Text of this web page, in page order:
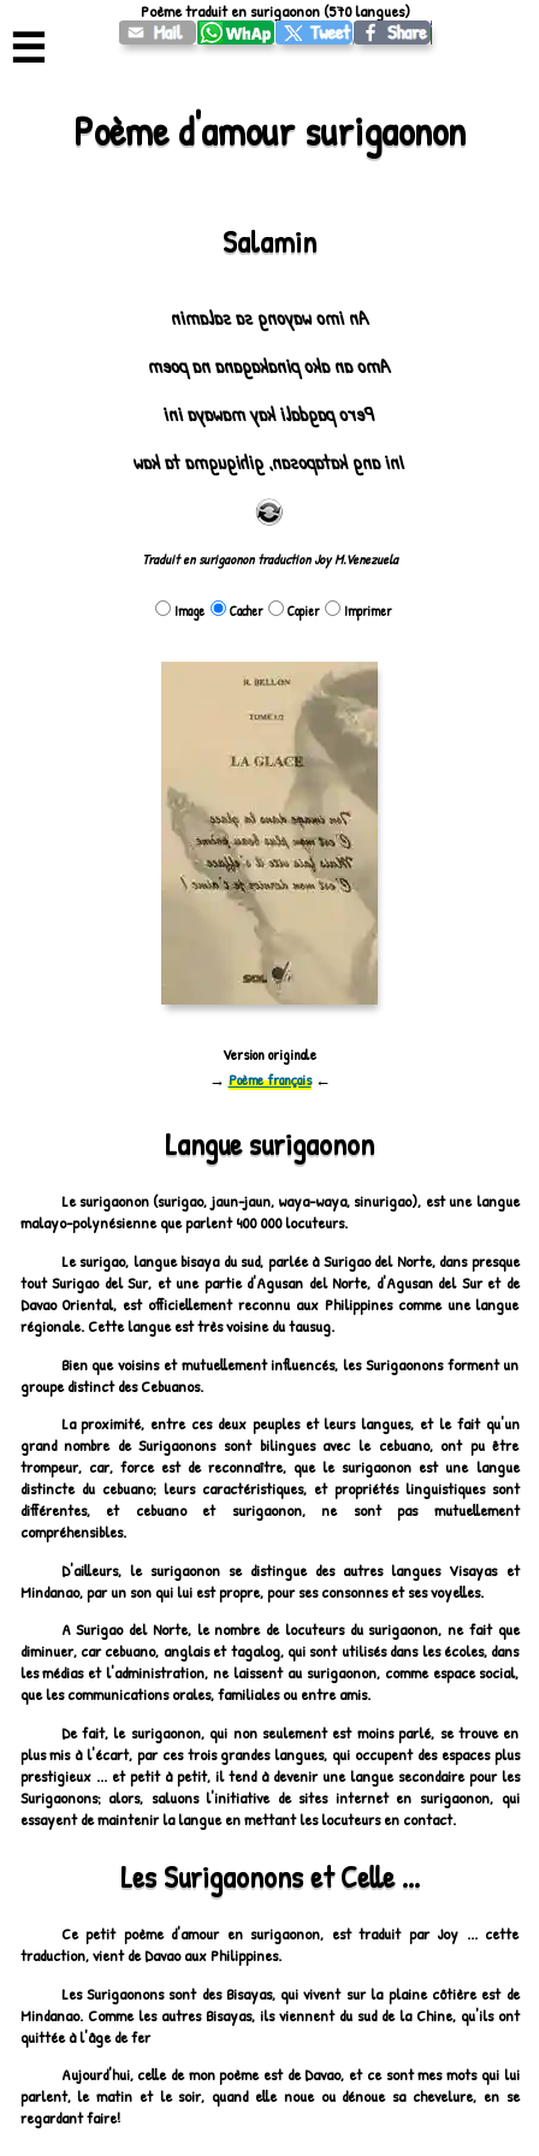
☰
Poème d'amour surigaonon
Salamin
An imo wayong sa salamin
Amo an ako pinakagana na poem
Pero pagdali kay mawaya ini
Ini ang kataposan, gihigugma ta kaw
Traduit en surigaonon traduction Joy M.Venezuela
Image Cacher Copier Imprimer
Version originale
→ Poème français←
Langue surigaonon
Le surigaonon (surigao, jaun-jaun, waya-waya, sinurigao), est une langue
malayo-polynésienne que parlent 400 000 locuteurs.
Le surigao, langue bisaya du sud, parlée à Surigao del Norte, dans presque
tout Surigao del Sur, et une partie d'Agusan del Norte, d'Agusan del Sur et de
Davao Oriental, est officiellement reconnu aux Philippines comme une langue
régionale. Cette langue est très voisine du tausug.
Bien que voisins et mutuellement influencés, les Surigaonons forment un
groupe distinct des Cebuanos.
La proximité, entre ces deux peuples et leurs langues, et le fait qu'un
grand nombre de Surigaonons sont bilingues avec le cebuano, ont pu être
trompeur, car, force est de reconnaître, que le surigaonon est une langue
distincte du cebuano; leurs caractéristiques, et propriétés linguistiques sont
différentes, et cebuano et surigaonon, ne sont pas mutuellement
compréhensibles.
D'ailleurs, le surigaonon se distingue des autres langues Visayas et
Mindanao, par un son qui lui est propre, pour ses consonnes et ses voyelles.
A Surigao del Norte, le nombre de locuteurs du surigaonon, ne fait que
diminuer, car cebuano, anglais et tagalog, qui sont utilisés dans les écoles, dans
les médias et l'administration, ne laissent au surigaonon, comme espace social,
que les communications orales, familiales ou entre amis.
De fait, le surigaonon, qui non seulement est moins parlé, se trouve en
plus mis à l'écart, par ces trois grandes langues, qui occupent des espaces plus
prestigieux ... et petit à petit, il tend à devenir une langue secondaire pour les
Surigaonons; alors, saluons l'initiative de sites internet en surigaonon, qui
essayent de maintenir la langue en mettant les locuteurs en contact.
Les Surigaonons et Celle ...
Ce petit poème d'amour en surigaonon, est traduit par Joy ... cette
traduction, vient de Davao aux Philippines.
Les Surigaonons sont des Bisayas, qui vivent sur la plaine côtière est de
Mindanao. Comme les autres Bisayas, ils viennent du sud de la Chine, qu'ils ont
quittée à l'âge de fer
Aujourd'hui, celle de mon poème est de Davao, et ce sont mes mots qui lui
parlent, le matin et le soir, quand elle noue ou dénoue sa chevelure, en se
regardant faire!
Poème traduit en surigaonon (570 langues)